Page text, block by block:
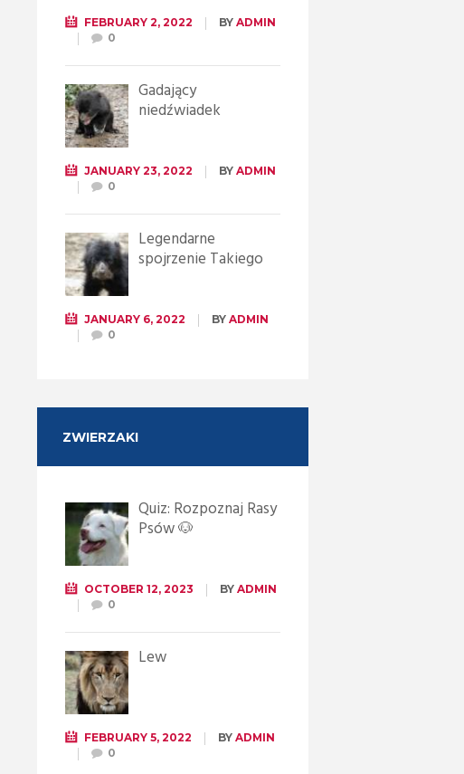
FEBRUARY 2, 2022 BY ADMIN
0
Gadający
niedźwiadek
JANUARY 23, 2022 BY ADMIN
0
Legendarne
spojrzenie Takiego
JANUARY 6, 2022 BY ADMIN
0
ZWIERZAKI
Quiz: Rozpoznaj Rasy
Psów 🐶
OCTOBER 12, 2023 BY ADMIN
0
Lew
FEBRUARY 5, 2022 BY ADMIN
0